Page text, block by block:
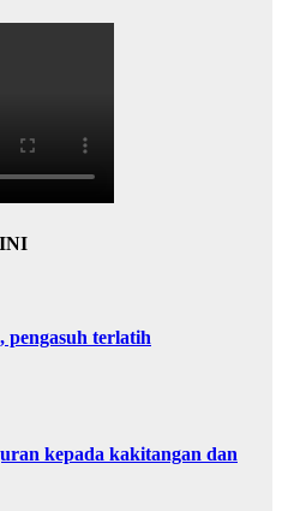
pengasuh terlatih
kepada kakitangan dan